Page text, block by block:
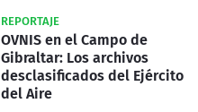
REPORTAJE
OVNIS en el Campo de
Gibraltar: Los archivos
desclasificados del Ejército
del Aire